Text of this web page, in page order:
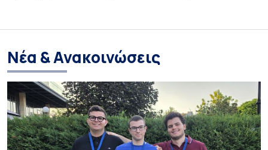
Νέα & Ανακοινώσεις